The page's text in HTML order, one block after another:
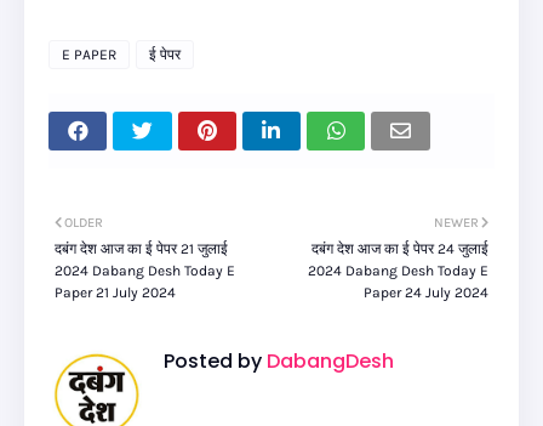
E PAPER ई पेपर
NEWER
दबंग देश आज का ई पेपर 24 जुलाई
2024 Dabang Desh Today E
Paper 24 July 2024
OLDER
दबंग देश आज का ई पेपर 21 जुलाई
2024 Dabang Desh Today E
Paper 21 July 2024
Posted by DabangDesh